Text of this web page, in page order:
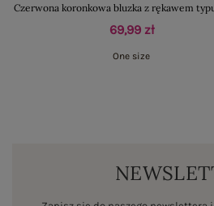
Czerwona koronkowa bluzka z rękawem
69,99 zł
One size